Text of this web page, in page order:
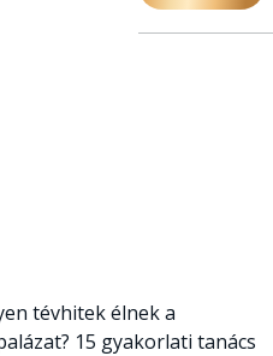
tévhitek élnek a
15 gyakorlati tanács